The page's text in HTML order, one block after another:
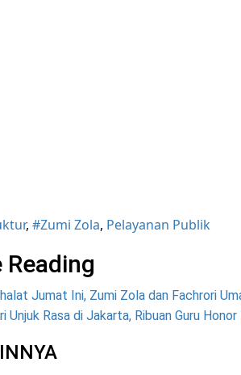
,#Zumi Zola, Pelayanan Publik
Jumat Ini, Zumi Zola dan Fachrori
Unjuk Rasa di Jakarta, Ribuan Guru